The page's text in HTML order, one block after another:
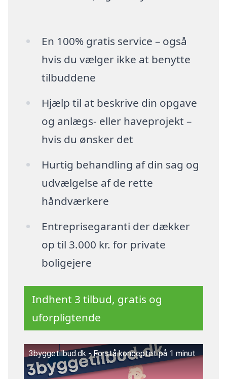
En 100% gratis service – også
hvis du vælger ikke at benytte
tilbuddene
Hjælp til at beskrive din opgave
og anlægs- eller haveprojekt –
hvis du ønsker det
Hurtig behandling af din sag og
udvælgelse af de rette
håndværkere
Entreprisegaranti der dækker
op til 3.000 kr. for private
boligejere
Indhent 3 tilbud, gratis og
uforpligtende
3byggetilbud.dk - Forstå konceptet på 1 minut